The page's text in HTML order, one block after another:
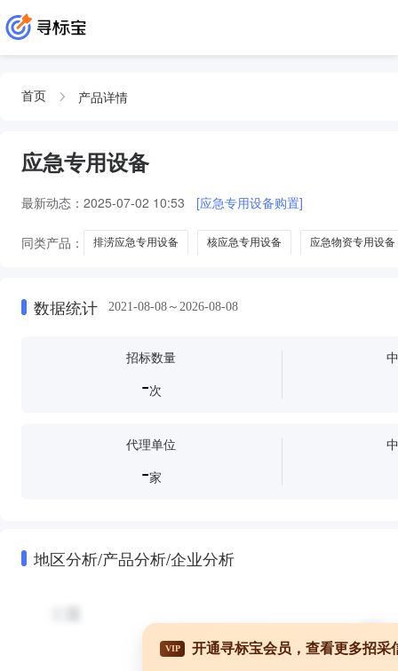
首页 产品详情
应急专用设备
最新动态： 2025-07-02 10:53 [应急专用设备购置]
同类产品： 排涝应急专用设备 核应急专用设备 应急物资专用设备
数据统计 2021-08-08～2026-08-08
招标数量
-次
代理单位
-家
地区分析/产品分析/企业分析
VIP 开通寻标宝会员，查看更多招采